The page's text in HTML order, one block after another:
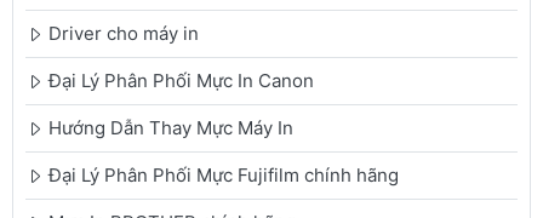
Driver cho máy in
Đại Lý Phân Phối Mực In Canon
Hướng Dẫn Thay Mực Máy In
Đại Lý Phân Phối Mực Fujifilm chính hãng